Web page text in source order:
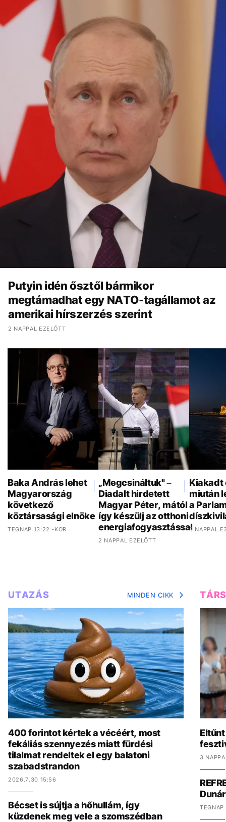
Putyin idén ősztől bármikor
megtámadhat egy NATO-tagállamot az
amerikai hírszerzés szerint
2 NAPPAL EZELŐTT
Baka András lehet
Magyarország
következő
köztársasági elnöke
TEGNAP 13:22 -KOR
„Megcsináltuk" –
Diadalt hirdetett
Magyar Péter, mától
így készülj az otthoni
energiafogyasztással
2 NAPPAL EZELŐTT
Kiakadt
miután
a
3 NAPPAL
UTAZÁS MINDEN CIKK
400 forintot kértek a vécéért, most
fekáliás szennyezés miatt fürdési
tilalmat rendeltek el egy balatoni
szabadstrandon
2026.7.30 15:56
Bécset is sújtja a hőhullám, így
küzdenek meg vele a szomszédban
3